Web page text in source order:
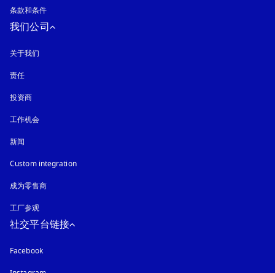
条款和条件
我们公司
关于我们
责任
投资商
工作机会
新闻
Custom integration
成为零售商
工厂参观
社交平台链接
Facebook